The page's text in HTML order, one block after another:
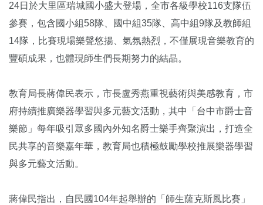
24日於大里區瑞城國小盛大登場，全市各級學校116支隊伍
參賽，包含國小組58隊、國中組35隊、高中組9隊及教師組
14隊，比賽現場樂聲悠揚、氣氛熱烈，不僅展現音樂教育的
豐碩成果，也體現師生們長期努力的結晶。
教育局長蔣偉民表示，市長盧秀燕重視藝術與美感教育，市
府持續推廣樂器學習與多元藝文活動，其中「台中市爵士音
樂節」每年吸引眾多國內外知名爵士樂手齊聚演出，打造全
民共享的音樂嘉年華，教育局也積極鼓勵學校推展樂器學習
與多元藝文活動。
蔣偉民指出，自民國104年起舉辦的「師生薩克斯風比賽」